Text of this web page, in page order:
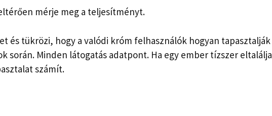
mérje meg a teljesítményt.
és tükrözi, hogy a valódi króm felhasználók hogyan tapasztalják
során. Minden látogatás adatpont. Ha egy ember tízszer eltalálja
számít.